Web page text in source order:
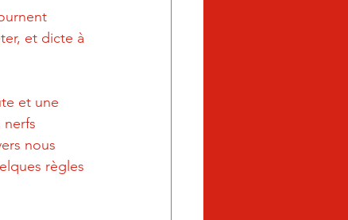
et dicte à
et une
nerfs
nous
règles